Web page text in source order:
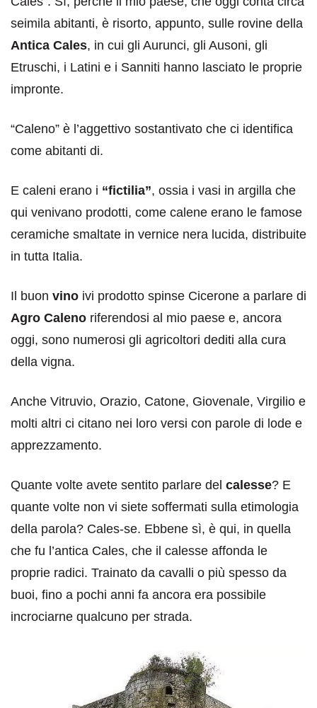
seimila abitanti, è risorto, appunto, sulle rovine della
Antica Cales, in cui gli Aurunci, gli Ausoni, gli
Etruschi, i Latini e i Sanniti hanno lasciato le proprie
impronte.
“Caleno” è l’aggettivo sostantivato che ci identifica
come abitanti di.
E caleni erano i “fictilia”, ossia i vasi in argilla che
qui venivano prodotti, come calene erano le famose
ceramiche smaltate in vernice nera lucida, distribuite
in tutta Italia.
Il buon vino ivi prodotto spinse Cicerone a parlare di
Agro Caleno riferendosi al mio paese e, ancora
oggi, sono numerosi gli agricoltori dediti alla cura
della vigna.
Anche Vitruvio, Orazio, Catone, Giovenale, Virgilio e
molti altri ci citano nei loro versi con parole di lode e
apprezzamento.
Quante volte avete sentito parlare del calesse? E
quante volte non vi siete soffermati sulla etimologia
della parola? Cales-se. Ebbene sì, è qui, in quella
che fu l’antica Cales, che il calesse affonda le
proprie radici. Trainato da cavalli o più spesso da
buoi, fino a pochi anni fa ancora era possibile
incrociarne qualcuno per strada.